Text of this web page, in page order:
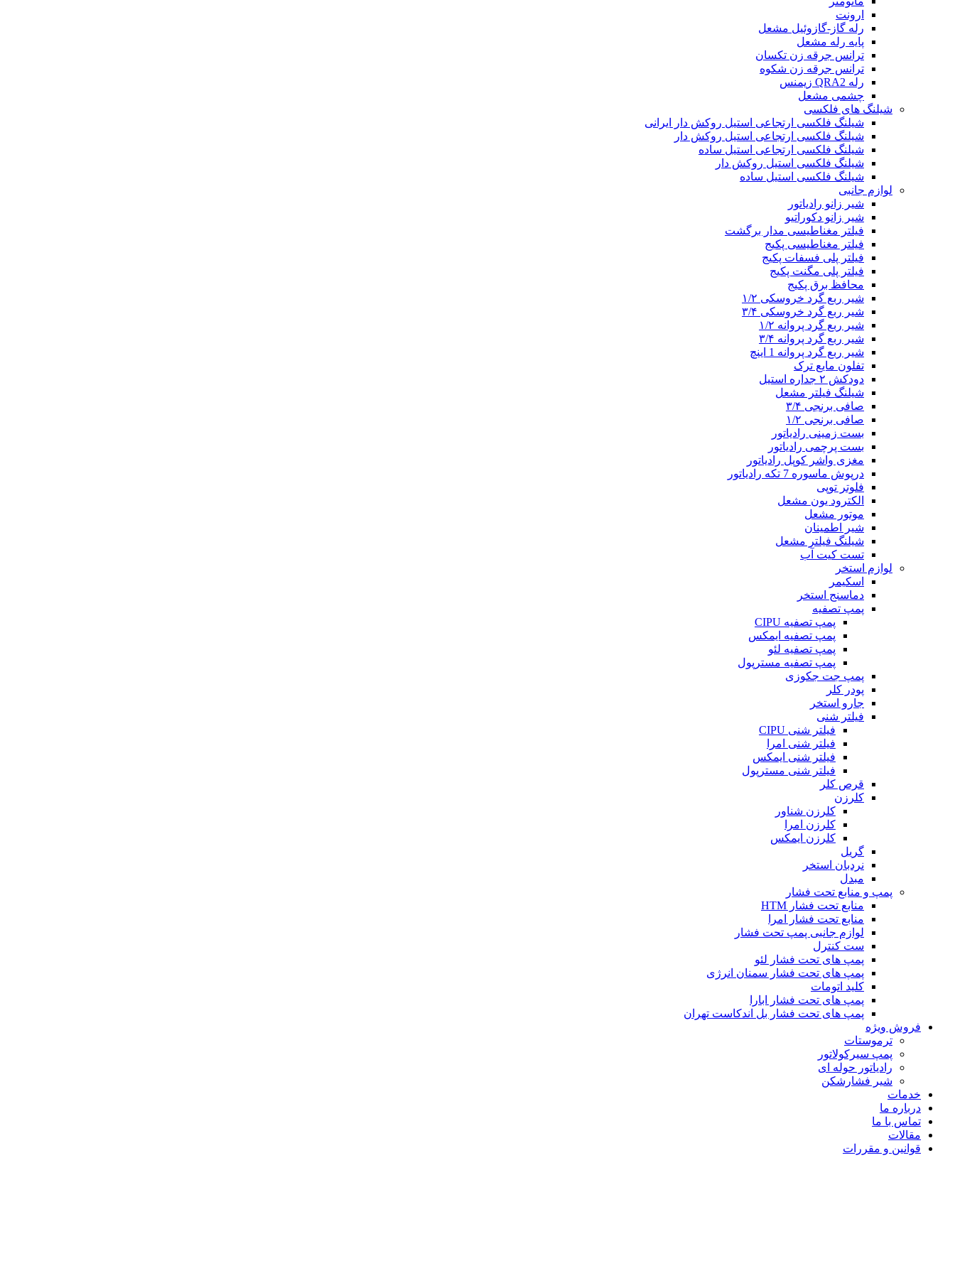
ارونت
رله گاز-گازوئیل مشعل
پایه رله مشعل
ترانس جرقه زن تکسان
ترانس جرقه زن شکوه
رله QRA2 زیمنس
چشمی مشعل
شیلنگ های فلکسی
شیلنگ فلکسی ارتجاعی استیل روکش دار ایرانی
شیلنگ فلکسی ارتجاعی استیل روکش دار
شیلنگ فلکسی ارتجاعی استیل ساده
شیلنگ فلکسی استیل روکش دار
شیلنگ فلکسی استیل ساده
لوازم جانبی
شیر زانو رادیاتور
شیر زانو دکوراتیو
فیلتر مغناطیسی مدار برگشت
فیلتر مغناطیسی پکیج
فیلتر پلی فسفات پکیج
فیلتر پلی مگنت پکیج
محافظ برق پکیج
شیر ربع گرد خروسکی ۱/۲
شیر ربع گرد خروسکی ۳/۴
شیر ربع گرد پروانه ۱/۲
شیر ربع گرد پروانه ۳/۴
شیر ربع گرد پروانه 1 اینچ
تفلون مایع ترک
دودکش ۲ جداره استیل
شیلنگ فیلتر مشعل
صافی برنجی ۳/۴
صافی برنجی ۱/۲
بست زمینی رادیاتور
بست پرچمی رادیاتور
مغزی واشر کوپل رادیاتور
درپوش ماسوره 7 تکه رادیاتور
فلوتر توپی
الکترود یون مشعل
موتور مشعل
شیر اطمینان
شیلنگ فیلتر مشعل
تست کیت آب
لوازم استخر
اسکیمر
دماسنج استخر
پمپ تصفیه
پمپ تصفیه CIPU
پمپ تصفیه ایمکس
پمپ تصفیه لئو
پمپ تصفیه مسترپول
پمپ جت جکوزی
پودر کلر
جارو استخر
فیلتر شنی
فیلتر شنی CIPU
فیلتر شنی امرا
فیلتر شنی ایمکس
فیلتر شنی مسترپول
قرص کلر
کلرزن
کلرزن شناور
کلرزن امرا
کلرزن ایمکس
گریل
نردبان استخر
مبدل
پمپ و منابع تحت فشار
منابع تحت فشار HTM‎
منابع تحت فشار امرا
لوازم جانبی پمپ تحت فشار
ست کنترل
پمپ های تحت فشار لئو
پمپ های تحت فشار سمنان انرژی
کلید اتومات
پمپ های تحت فشار ابارا
پمپ های تحت فشار بل اندکاست تهران
فروش ویژه
ترموستات
پمپ سیرکولاتور
رادیاتور حوله ای
شیر فشارشکن
خدمات
درباره ما
تماس با ما
مقالات
قوانین و مقررات